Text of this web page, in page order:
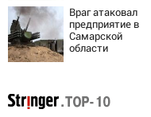
испанских
слизней и
эффективных
способах борьбы
с ними
Враг атаковал
предприятие в
Самарской
области